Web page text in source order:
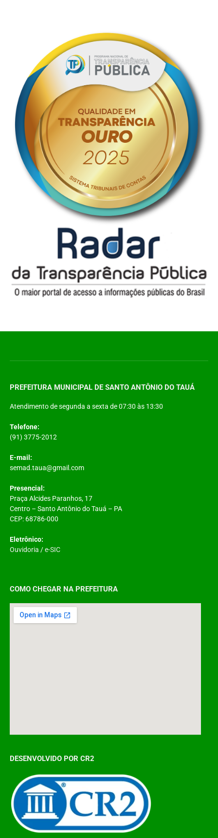
PREFEITURA MUNICIPAL DE SANTO ANTÔNIO DO TAUÁ
Atendimento de segunda a sexta de 07:30 às 13:30
Telefone:
(91) 3775-2012
E-mail:
semad.taua@gmail.com
Presencial:
Praça Alcides Paranhos, 17
Centro – Santo Antônio do Tauá – PA
CEP: 68786-000
Eletrônico:
Ouvidoria /e-SIC
COMO CHEGAR NA PREFEITURA
DESENVOLVIDO POR CR2